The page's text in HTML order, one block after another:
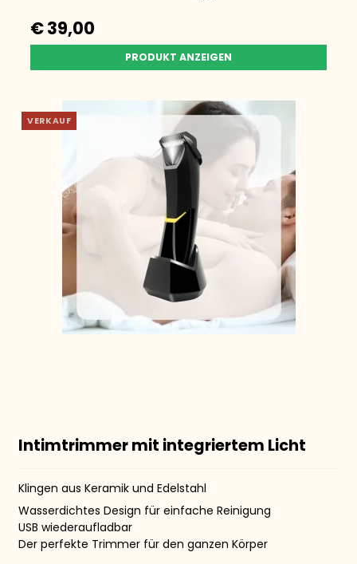
€ 39,00
PRODUKT ANZEIGEN
VERKAUF
Intimtrimmer mit integriertem Licht
Klingen aus Keramik und Edelstahl
Wasserdichtes Design für einfache Reinigung
USB wiederaufladbar
Der perfekte Trimmer für den ganzen Körper